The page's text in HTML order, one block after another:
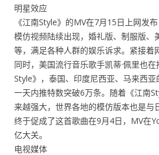
明星效应
《江南Style》的MV在7月15日上网发
模仿视频陆续出现，婚礼版、制服版、
等，满足各种人群的娱乐诉求。紧接着
同时，美国流行音乐歌手凯蒂·佩里也
Style》，泰国、印度尼西亚、马来西亚
一天内推特数突破6万条。随着《江南
来越强大，世界各地的模仿版本也是与
终于促成了这首歌曲在9月4日，MV在
亿大关。
电视媒体